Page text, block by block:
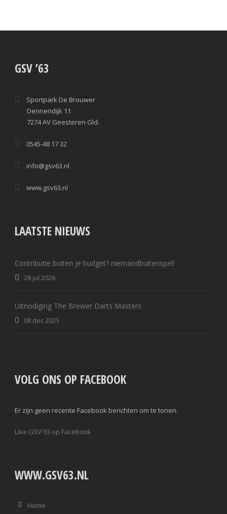
GSV ’63
Sportpark De Brouwer
Dennendijk 11
7274 AV Geesteren Gld.
0545-48 17 32
info@gsv63.nl
www.gsv63.nl
LAATSTE NIEUWS
Contributie buiten je budget? niemandbuitenspel!
28 jul 2026
Uitnodiging The Brewer Darts Masters
08 dec 2025
VOLG ONS OP FACEBOOK
Er zijn geen recente Facebook berichten om te tonen.
Like GSV'63 op Facebook
WWW.GSV63.NL
Home